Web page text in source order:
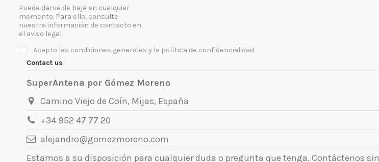
Puede darse de baja en cualquier
momento. Para ello, consulte
nuestra información de contacto en
el aviso legal.
Acepto las condiciones generales y la política de confidencialidad
Contact us
SuperAntena por Gómez Moreno
Camino Viejo de Coín, Mijas, España
+34 952 47 77 20
alejandro@gomezmoreno.com
Estamos a su disposición para cualquier duda o pregunta que tenga. Contáctenos sin